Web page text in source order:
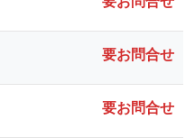
要お問合せ
要お問合せ